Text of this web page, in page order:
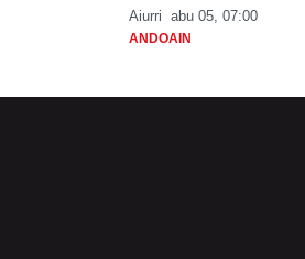
Aiurri abu 05, 07:00
ANDOAIN